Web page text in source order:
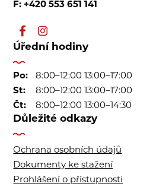
F: +420 553 651 141
Úřední hodiny
Po:
8:00–12:00 13:00–17:00
St:
8:00–12:00 13:00–17:00
Čt:
8:00–12:00 13:00–14:30
Důležité odkazy
Ochrana osobních údajů
Dokumenty ke stažení
Prohlášení o přístupnosti